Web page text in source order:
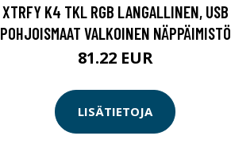
XTRFY K4 TKL RGB LANGALLINEN, USB
POHJOISMAAT VALKOINEN NÄPPÄIMISTÖ
81.22 EUR
LISÄTIETOJA